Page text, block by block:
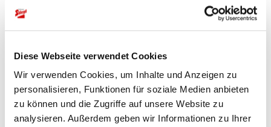
Diese Webseite verwendet Cookies
Wir verwenden Cookies, um Inhalte und Anzeigen zu
personalisieren, Funktionen für soziale Medien anbieten
zu können und die Zugriffe auf unsere Website zu
analysieren. Außerdem geben wir Informationen zu Ihrer
Doppeldeutsch - 36 Blatt
Bewertungen
Marketing-Cookies
, um auf das
Kontaktformular zugreifen zu können.
JETZT AKZEPTIEREN